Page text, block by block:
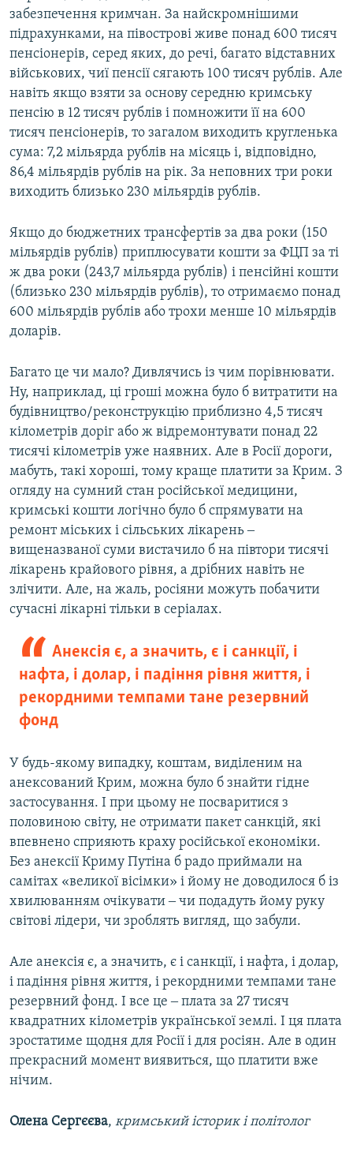
забезпечення кримчан. За найскромнішими
підрахунками, на півострові живе понад 600 тисяч
пенсіонерів, серед яких, до речі, багато відставних
військових, чиї пенсії сягають 100 тисяч рублів. Але
навіть якщо взяти за основу середню кримську
пенсію в 12 тисяч рублів і помножити її на 600
тисяч пенсіонерів, то загалом виходить кругленька
сума: 7,2 мільярда рублів на місяць і, відповідно,
86,4 мільярдів рублів на рік. За неповних три роки
виходить близько 230 мільярдів рублів.
Якщо до бюджетних трансфертів за два роки (150
мільярдів рублів) приплюсувати кошти за ФЦП за ті
ж два роки (243,7 мільярда рублів) і пенсійні кошти
(близько 230 мільярдів рублів), то отримаємо понад
600 мільярдів рублів або трохи менше 10 мільярдів
доларів.
Багато це чи мало? Дивлячись із чим порівнювати.
Ну, наприклад, ці гроші можна було б витратити на
будівництво/реконструкцію приблизно 4,5 тисяч
кілометрів доріг або ж відремонтувати понад 22
тисячі кілометрів уже наявних. Але в Росії дороги,
мабуть, такі хороші, тому краще платити за Крим. З
огляду на сумний стан російської медицини,
кримські кошти логічно було б спрямувати на
ремонт міських і сільських лікарень ‒
вищеназваної суми вистачило б на півтори тисячі
лікарень крайового рівня, а дрібних навіть не
злічити. Але, на жаль, росіяни можуть побачити
сучасні лікарні тільки в серіалах.
Анексія є, а значить, є і санкції, і
нафта, і долар, і падіння рівня життя, і
рекордними темпами тане резервний
фонд
У будь-якому випадку, коштам, виділеним на
анексований Крим, можна було б знайти гідне
застосування. І при цьому не посваритися з
половиною світу, не отримати пакет санкцій, які
впевнено сприяють краху російської економіки.
Без анексії Криму Путіна б радо приймали на
самітах «великої вісімки» і йому не доводилося б із
хвилюванням очікувати ‒ чи подадуть йому руку
світові лідери, чи зроблять вигляд, що забули.
Але анексія є, а значить, є і санкції, і нафта, і долар,
і падіння рівня життя, і рекордними темпами тане
резервний фонд. І все це ‒ плата за 27 тисяч
квадратних кілометрів української землі. І ця плата
зростатиме щодня для Росії і для росіян. Але в один
прекрасний момент виявиться, що платити вже
нічим.
Олена Сергєєва, кримський історик і політолог